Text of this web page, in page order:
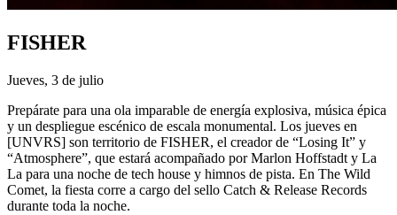
FISHER
Jueves, 3 de julio
Prepárate para una ola imparable de energía explosiva, música épica
y un despliegue escénico de escala monumental. Los jueves en
[UNVRS] son territorio de FISHER, el creador de “Losing It” y
“Atmosphere”, que estará acompañado por Marlon Hoffstadt y La
La para una noche de tech house y himnos de pista. En The Wild
Comet, la fiesta corre a cargo del sello Catch & Release Records
durante toda la noche.